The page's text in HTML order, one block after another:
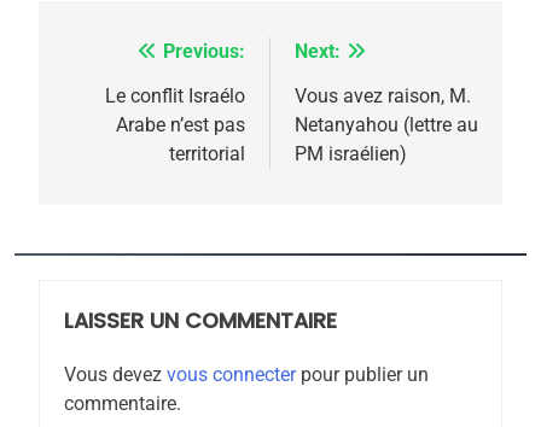
NavigationPrevious:
Le conflit Israélo
Arabe n’est pas
territorial
Next:
Vous avez raison, M.
Netanyahou (lettre au
PM israélien)
LAISSER UN COMMENTAIRE
Vous devez vous connecterpour publier un
commentaire.
2025, l’année la plus
rapport d’ADL contre
FRANCE ISRAÉL
6